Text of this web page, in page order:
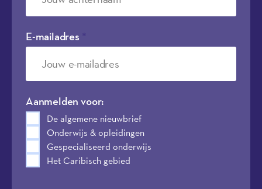
E-mailadres
Aanmelden voor:
De algemene nieuwbrief
Onderwijs & opleidingen
Gespecialiseerd onderwijs
Het Caribisch gebied